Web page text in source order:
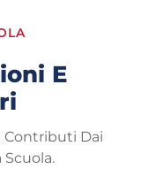
E
Contributi Dai